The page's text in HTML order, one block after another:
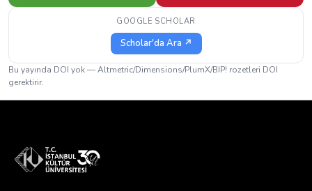
GOOGLE SCHOLAR
Scholar'da Ara ↗
Bu yayında DOI yok — Altmetric/Dimensions/PlumX/BIP! rozetleri DOI
gerektirir.